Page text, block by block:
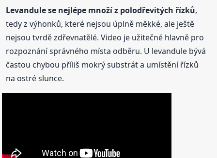
Levandule se nejlépe množí z polodřevitých řízků,
tedy z výhonků, které nejsou úplně měkké, ale ještě
nejsou tvrdě zdřevnatělé. Video je užitečné hlavně pro
rozpoznání správného místa odběru. U levandule bývá
častou chybou příliš mokrý substrát a umístění řízků
na ostré slunce.